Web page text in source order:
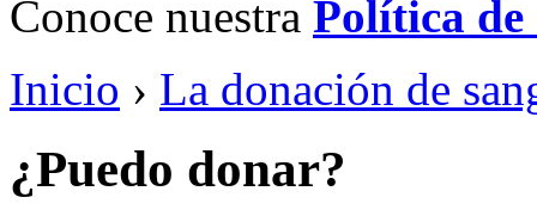
Conoce nuestra Política
Inicio › La donación de
¿Puedo donar?